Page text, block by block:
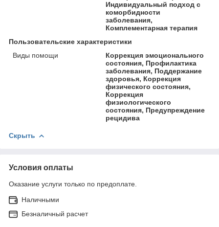
Индивидуальный подход с
коморбидности
заболевания,
Комплементарная терапия
Пользовательские характеристики
Виды помощи
Коррекция эмоционального
состояния, Профилактика
заболевания, Поддержание
здоровья, Коррекция
физического состояния,
Коррекция
физиологического
состояния, Предупреждение
рецидива
Скрыть
Условия оплаты
Оказание услуги только по предоплате.
Наличными
Безналичный расчет